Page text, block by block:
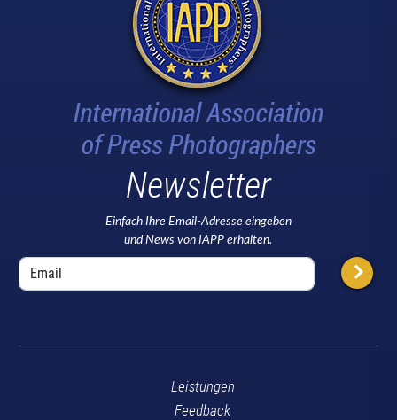
Newsletter
Einfach Ihre Email-Adresse eingeben
und News von IAPP erhalten.
Leistungen
Feedback